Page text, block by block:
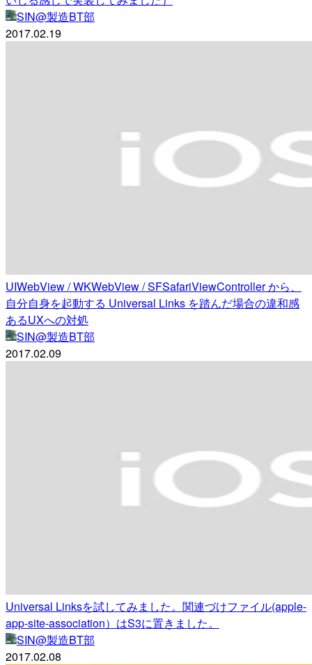
SIN@製造BT部
2017.02.19
UIWebView / WKWebView / SFSafariViewController から、
自分自身を起動する Universal Links を踏んだ場合の違和感
あるUXへの対処
SIN@製造BT部
2017.02.09
Universal Linksを試してみました。関連づけファイル(apple-
app-site-association）はS3に置きました。
SIN@製造BT部
2017.02.08